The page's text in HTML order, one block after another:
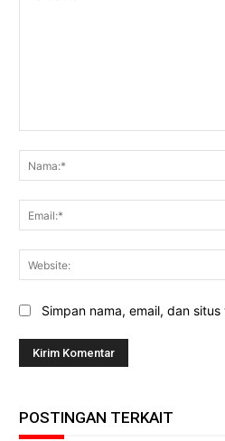
Simpan nama, email, dan
POSTINGAN TERKAIT